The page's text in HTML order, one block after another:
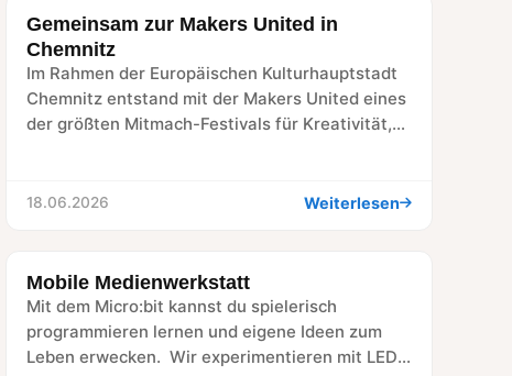
RÜCKBLICK
Gemeinsam zur Makers United in
Chemnitz
Im Rahmen der Europäischen Kulturhauptstadt
Chemnitz entstand mit der Makers United eines
der größten Mitmach-Festivals für Kreativität,
18.06.2026 Weiterlesen
RÜCKBLICK
Mobile Medienwerkstatt
Mit dem Micro:bit kannst du spielerisch
programmieren lernen und eigene Ideen zum
Leben erwecken. Wir experimentieren mit LEDs,